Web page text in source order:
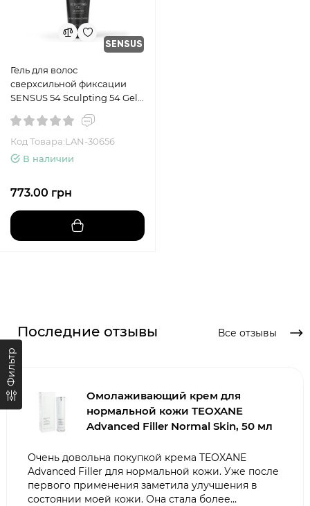
Фильтр
SENSUS
Гель для волос
сверхсильной фиксации
SENSUS 54 Sculpting 54 Gel
Код Товара:LAN-30656
В наличии
773.00 грн
Последние отзывы Все отзывы
Омолаживающий крем для
нормальной кожи TEOXANE
Advanced Filler Normal Skin, 50 мл
Очень довольна покупкой крема TEOXANE
Advanced Filler для нормальной кожи. Уже после
первого применения заметила улучшения в
состоянии моей кожи. Она стала более